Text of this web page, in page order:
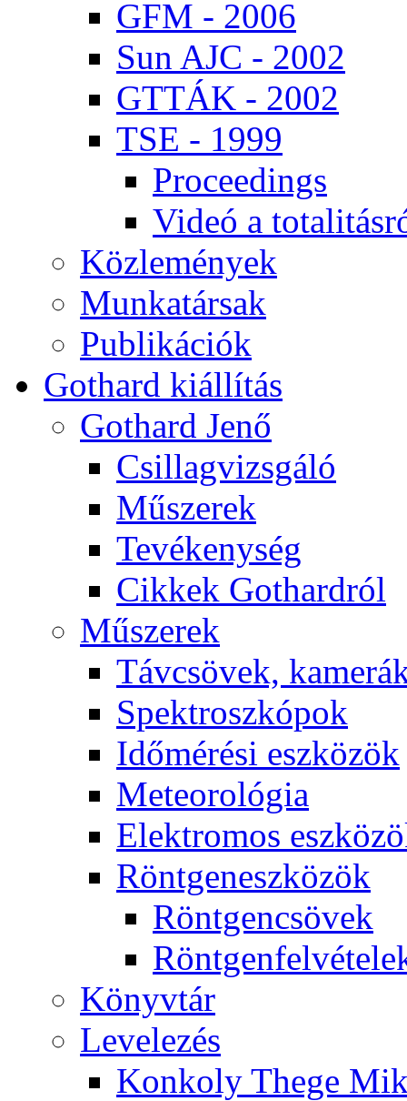
GFM - 2006
Sun AJC - 2002
GT­TÁK - 2002
TSE - 1999
Pro­ce­e­dings
Vi­deó a
Köz­le­mé­nyek
Mun­ka­tár­sak
Pub­li­ká­ci­ók
Got­hard ki­ál­lí­tás
Got­hard Je­nő
Csil­lag­vizs­gá­ló
Mű­sze­rek
Te­vé­keny­ség
Cik­kek Got­hard­ról
Mű­sze­rek
Táv­csö­vek,
Spekt­rosz­kó­pok
Idő­mé­ré­si esz­kö­zök
Me­te­o­ro­ló­gia
Elekt­ro­mos
Rönt­gen­esz­kö­zök
Rönt­gen­csö­vek
Könyv­tár
Le­ve­le­zés
Kon­koly The­ge